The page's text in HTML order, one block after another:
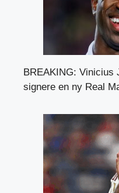
BREAKING: Vinicius
signere en ny Real